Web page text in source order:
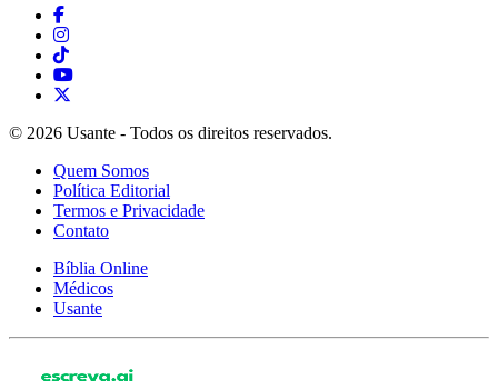
© 2026 Usante - Todos os direitos reservados.
Quem Somos
Política Editorial
Termos e Privacidade
Contato
Bíblia Online
Médicos
Usante